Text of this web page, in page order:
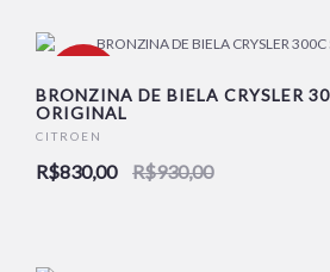
BRONZINA DE BIELA CRYSLER
ORIGINAL
CITROEN
R$830,00 R$930,00